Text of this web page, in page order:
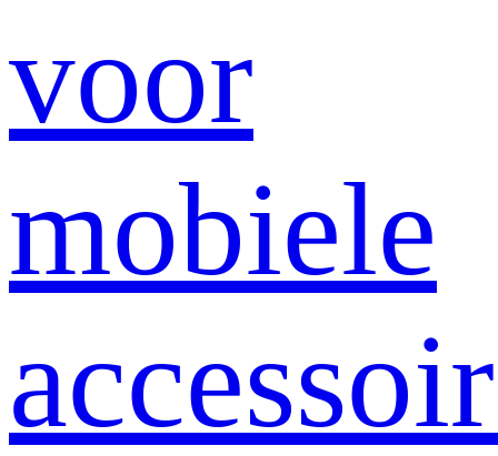
voor
mobiele